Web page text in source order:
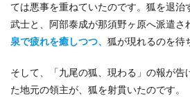
ては悪事を重ねていたのです。狐を退治
武士と、阿部泰成が那須野ヶ原へ派遣さ
泉で疲れを癒しつつ、 狐が現れるのを待
そして、「九尾の狐、現わる」の報が告
た地元の領主が、狐を射貫いたのです。